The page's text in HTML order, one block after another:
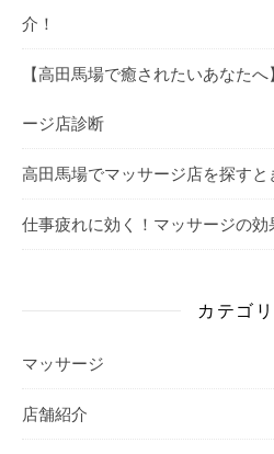
介！
【高田馬場で癒されたいあなた
ージ店診断
高田馬場でマッサージ店を探す
仕事疲れに効く！マッサージの効
カテゴ
マッサージ
店舗紹介